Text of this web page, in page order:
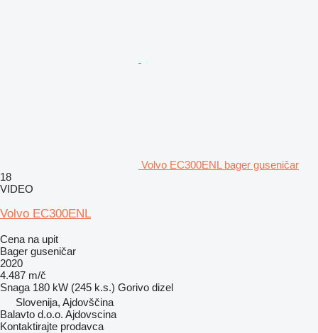
Volvo EC300ENL bager guseničar
18
VIDEO
Volvo EC300ENL
Cena na upit
Bager guseničar
2020
4.487 m/č
Snaga 180 kW (245 k.s.) Gorivo dizel
Slovenija, Ajdovščina
Balavto d.o.o. Ajdovscina
Kontaktirajte prodavca